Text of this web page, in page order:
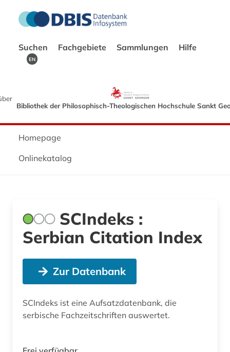
Suchen Fachgebiete Sammlungen Hilfe
EN
Bibliothek der Philosophisch-Theologischen Hochschule Sankt
Homepage
Onlinekatalog
SCIndeks :
Serbian Citation Index
Zur Datenbank
SCIndeks ist eine Aufsatzdatenbank, die
serbische Fachzeitschriften auswertet.